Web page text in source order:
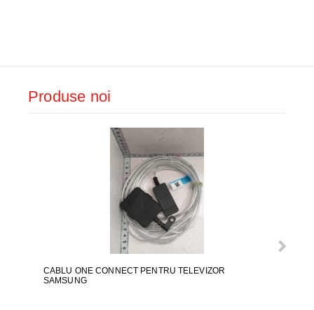
Produse noi
CABLU ONE CONNECT PENTRU TELEVIZOR
SAMSUNG